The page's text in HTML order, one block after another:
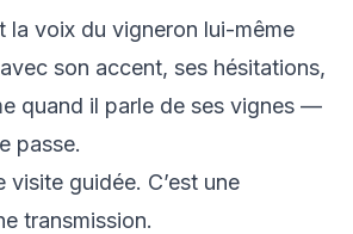
la voix du vigneron lui-même
son accent, ses hésitations,
quand il parle de ses vignes —
passe.
visite guidée. C’est une
transmission.